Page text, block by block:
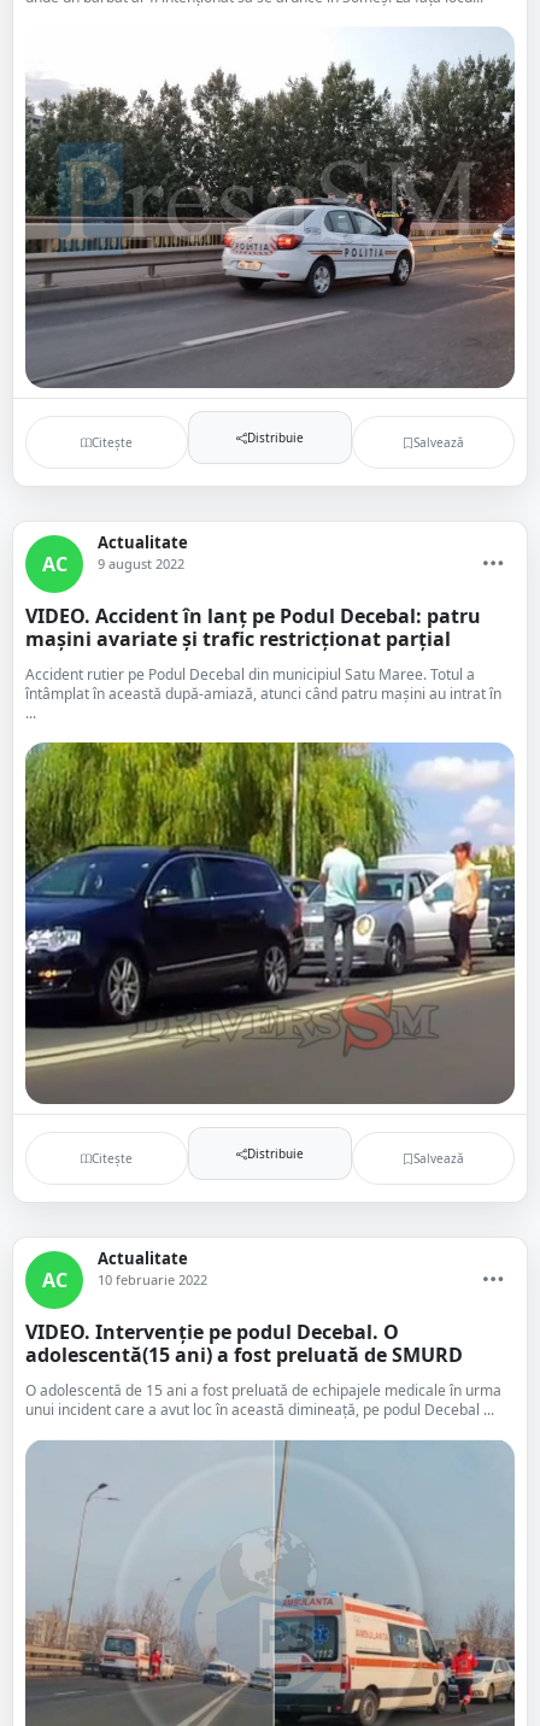
Citește Distribuie Salvează
AC
Actualitate
9 august 2022
VIDEO. Accident în lanț pe Podul Decebal: patru
mașini avariate și trafic restricționat parțial
Accident rutier pe Podul Decebal din municipiul Satu Maree. Totul a
întâmplat în această după-amiază, atunci când patru mașini au intrat în
...
Citește Distribuie Salvează
AC
Actualitate
10 februarie 2022
VIDEO. Intervenție pe podul Decebal. O
adolescentă(15 ani) a fost preluată de SMURD
O adolescentă de 15 ani a fost preluată de echipajele medicale în urma
unui incident care a avut loc în această dimineață, pe podul Decebal ...